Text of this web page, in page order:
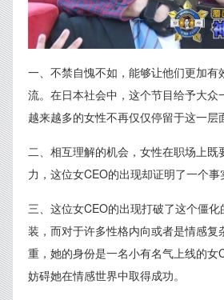
一、不禁自愧不如，能够让他们更加有
流。在日本社会中，这个节目给予大众
越来越多的女性不再仅仅停留于这一层
二、相互理解的机会，女性在职场上既
力，这位女CEO的出现却证明了一个事
三、这位女CEO的出现打破了这个僵
装，而对于许多性格内向或者是情感复
重，她的身份是一名小有名气上线的女
妨碍她在情感世界中取得成功。